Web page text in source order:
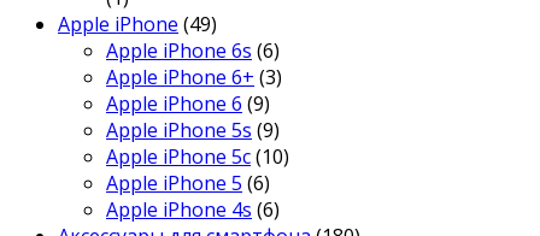
Apple iPhone (49)
Apple iPhone 6s (6)
Apple iPhone 6+ (3)
Apple iPhone 6 (9)
Apple iPhone 5s (9)
Apple iPhone 5c(10)
Apple iPhone 5 (6)
Apple iPhone 4s (6)